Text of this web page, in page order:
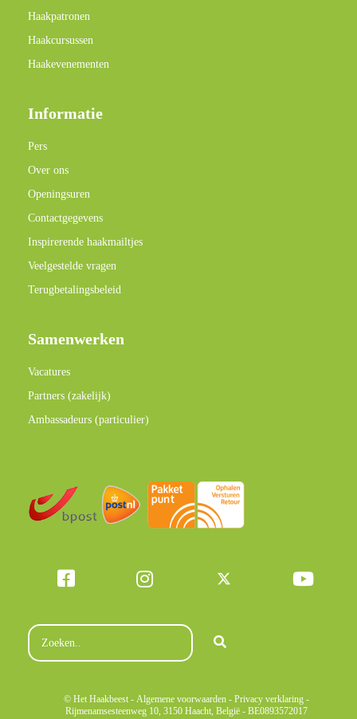
Haakpatronen
Haakcursussen
Haakevenementen
Informatie
Pers
Over ons
Openingsuren
Contactgegevens
Inspirerende haakmailtjes
Veelgestelde vragen
Terugbetalingsbeleid
Samenwerken
Vacatures
Partners (zakelijk)
Ambassadeurs (particulier)
© Het Haakbeest - Algemene voorwaarden - Privacy verklaring -
Rijmenamsesteenweg 10, 3150 Haacht, België - BE0893572017